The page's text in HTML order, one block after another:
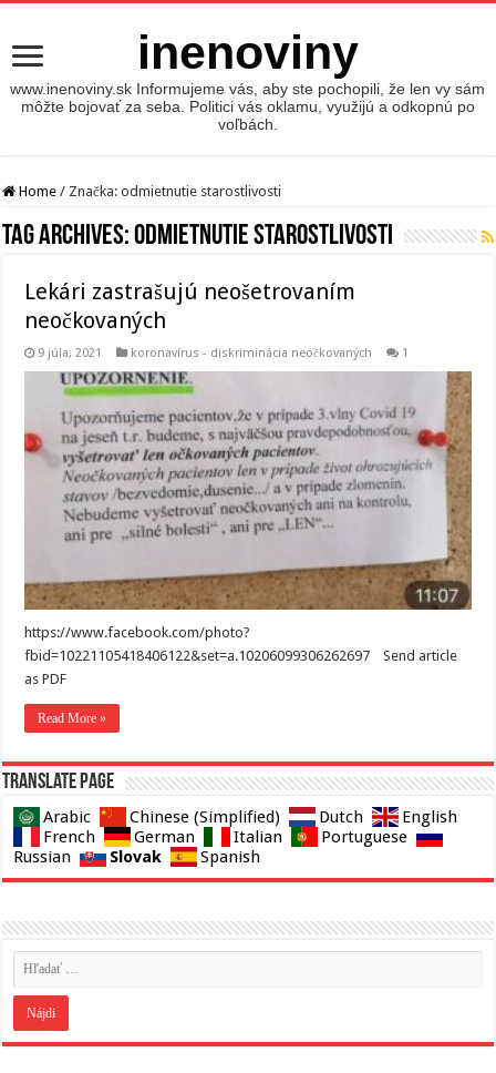
inenoviny
www.inenoviny.sk Informujeme vás, aby ste pochopili, že len vy sám
môžte bojovať za seba. Politici vás oklamu, využijú a odkopnú po
voľbách.
Home / Značka:odmietnutie starostlivosti
Tag Archives:odmietnutie starostlivosti
Lekári zastrašujú neošetrovaním
neočkovaných
9 júla, 2021 koronavírus - diskriminácia neočkovaných 1
https://www.facebook.com/photo?
fbid=10221105418406122&set=a.10206099306262697 Send article
as PDF
Read More »
Translate page
Arabic Chinese (Simplified) Dutch
English
French
German Italian
Portuguese
Russian
Slovak Spanish